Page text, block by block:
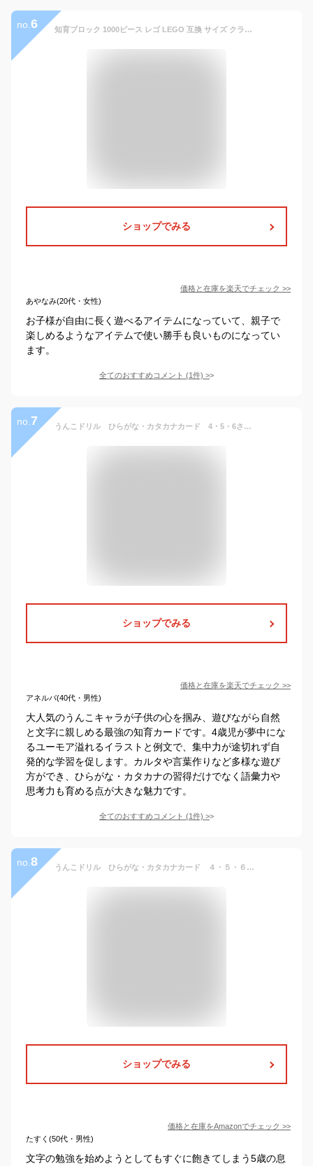
no. 6 知育ブロック 1000ピース レゴ LEGO 互換 サイズ クラシック 対応 プレゼント 保育園 男の子 女の子 追加ブロック こども 玩具 プレゼント 幼児 幼稚園児 プレゼント おうち遊び 知育玩具【30日保証】
ショップでみる
価格と在庫を楽天でチェック >>
あやなみ(20代・女性)
お子様が自由に長く遊べるアイテムになっていて、親子で
楽しめるようなアイテムで使い勝手も良いものになってい
ます。
全てのおすすめコメント (1件) >
no. 7 うんこドリル ひらがな・カタカナカード 4・5・6さい (幼児 国語 平仮名 片仮名 4歳 5歳 6歳 知育玩具)
ショップでみる
価格と在庫を楽天でチェック >>
アネルバ(40代・男性)
大人気のうんこキャラが子供の心を掴み、遊びながら自然
と文字に親しめる最強の知育カードです。4歳児が夢中にな
るユーモア溢れるイラストと例文で、集中力が途切れず自
発的な学習を促します。カルタや言葉作りなど多様な遊び
方ができ、ひらがな・カタカナの習得だけでなく語彙力や
思考力も育める点が大きな魅力です。
全てのおすすめコメント (1件) >
no. 8 うんこドリル ひらがな・カタカナカード ４・５・６さい (幼児 国語 平仮名 片仮名 4歳 5歳 6歳 知育玩具)
ショップでみる
価格と在庫をAmazonでチェック >>
たすく(50代・男性)
文字の勉強を始めようとしてもすぐに飽きてしまう5歳の息